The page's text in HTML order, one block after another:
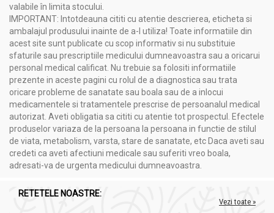
valabile în limita stocului.
IMPORTANT: Intotdeauna cititi cu atentie descrierea, eticheta si
ambalajul produsului inainte de a-l utiliza! Toate informatiile din
acest site sunt publicate cu scop informativ si nu substituie
sfaturile sau prescriptiile medicului dumneavoastra sau a oricarui
personal medical calificat. Nu trebuie sa folositi informatiile
prezente in aceste pagini cu rolul de a diagnostica sau trata
oricare probleme de sanatate sau boala sau de a inlocui
medicamentele si tratamentele prescrise de persoanalul medical
autorizat. Aveti obligatia sa cititi cu atentie tot prospectul. Efectele
produselor variaza de la persoana la persoana in functie de stilul
de viata, metabolism, varsta, stare de sanatate, etc Daca aveti sau
credeti ca aveti afectiuni medicale sau suferiti vreo boala,
adresati-va de urgenta medicului dumneavoastra.
RETETELE NOASTRE:
Vezi toate »